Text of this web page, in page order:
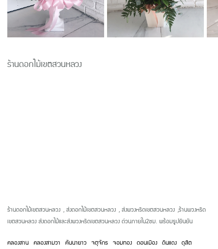
ร้านดอกไม้เขตสวนหลวง
ร้านดอกไม้เขตสวนหลวง ,ส่งดอกไม้เขตสวนหลวง ,ส่งพวงหรีดเขตสวนหลวง ,ร้านพวงหรีด
เขตสวนหลวง ส่งดอกไม้และส่งพวงหรีดเขตสวนหลวง ด่วนภายใน2ชม. พร้อมรูปยืนยัน
คลองสาน คลองสามวา คันนายาว จตุจักร จอมทอง ดอนเมือง ดินแดง ดุสิต